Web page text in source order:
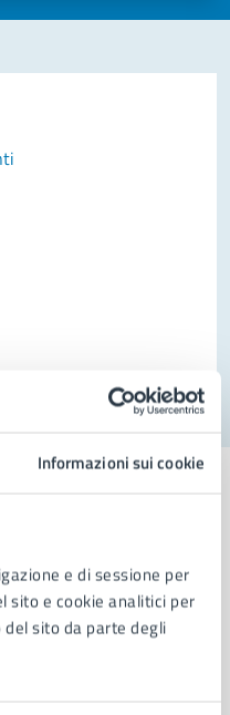
Informazioni sui cookie
e di sessione per
sito e cookie analitici per
sito da parte degli